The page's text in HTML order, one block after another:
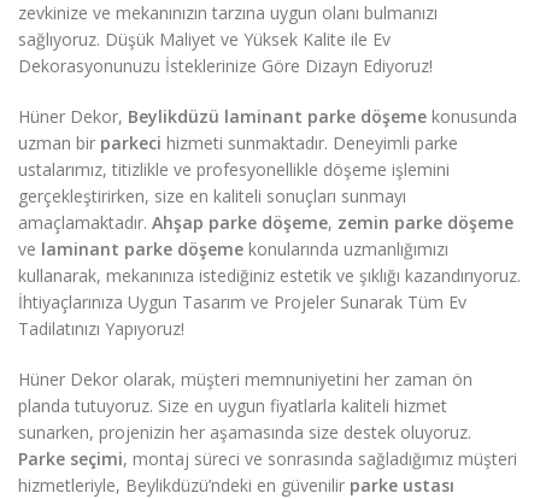
zevkinize ve mekanınızın tarzına uygun olanı bulmanızı
sağlıyoruz. Düşük Maliyet ve Yüksek Kalite ile Ev
Dekorasyonunuzu İsteklerinize Göre Dizayn Ediyoruz!
Hüner Dekor, Beylikdüzü laminant parke döşeme konusunda
uzman bir parkeci hizmeti sunmaktadır. Deneyimli parke
ustalarımız, titizlikle ve profesyonellikle döşeme işlemini
gerçekleştirirken, size en kaliteli sonuçları sunmayı
amaçlamaktadır. Ahşap parke döşeme, zemin parke döşeme
ve laminant parke döşeme konularında uzmanlığımızı
kullanarak, mekanınıza istediğiniz estetik ve şıklığı kazandırıyoruz.
İhtiyaçlarınıza Uygun Tasarım ve Projeler Sunarak Tüm Ev
Tadilatınızı Yapıyoruz!
Hüner Dekor olarak, müşteri memnuniyetini her zaman ön
planda tutuyoruz. Size en uygun fiyatlarla kaliteli hizmet
sunarken, projenizin her aşamasında size destek oluyoruz.
Parke seçimi, montaj süreci ve sonrasında sağladığımız müşteri
hizmetleriyle, Beylikdüzü’ndeki en güvenilir parke ustası